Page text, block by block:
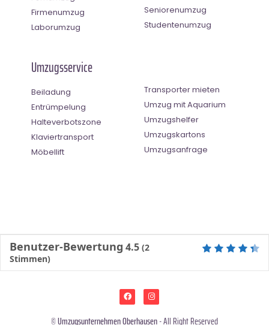
Firmenumzug
Laborumzug
Seniorenumzug
Studentenumzug
Umzugsservice
Beiladung
Entrümpelung
Halteverbotszone
Klaviertransport
Möbellift
Transporter mieten
Umzug mit Aquarium
Umzugshelfer
Umzugskartons
Umzugsanfrage
Benutzer-Bewertung 4.5 (2
Stimmen)
©Umzugsunternehmen Oberhausen- All Right Reserved